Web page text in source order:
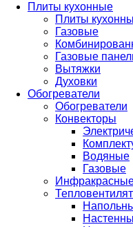
Плиты кухонные
Плиты
Газовые
Газовые
Вытяжки
Духовки
Обогреватели
Обогреватели
Конвекторы
Водяные
Газовые